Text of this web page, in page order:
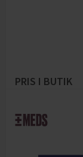
PRIS I BUTIK